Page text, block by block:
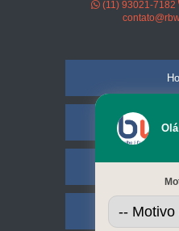
(11) 93021-7182